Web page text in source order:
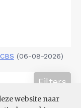
website naar
CBS (06-08-2026)
Filters